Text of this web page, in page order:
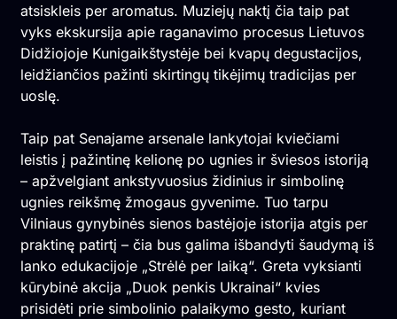
atsiskleis per aromatus. Muziejų naktį čia taip pat
vyks ekskursija apie raganavimo procesus Lietuvos
Didžiojoje Kunigaikštystėje bei kvapų degustacijos,
leidžiančios pažinti skirtingų tikėjimų tradicijas per
uoslę.
Taip pat Senajame arsenale lankytojai kviečiami
leistis į pažintinę kelionę po ugnies ir šviesos istoriją
– apžvelgiant ankstyvuosius židinius ir simbolinę
ugnies reikšmę žmogaus gyvenime. Tuo tarpu
Vilniaus gynybinės sienos bastėjoje istorija atgis per
praktinę patirtį – čia bus galima išbandyti šaudymą iš
lanko edukacijoje „Strėlė per laiką“. Greta vyksianti
kūrybinė akcija „Duok penkis Ukrainai“ kvies
prisidėti prie simbolinio palaikymo gesto, kuriant